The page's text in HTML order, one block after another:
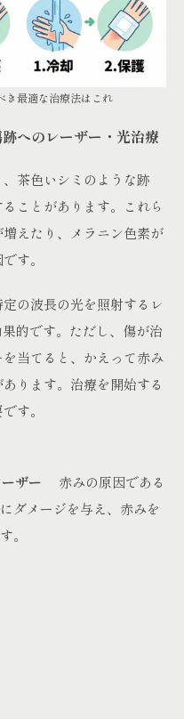
き最適な治療法はこれ
へのレーザー・光治療
茶色いシミのような跡
ことがあります。これら
えたり、メラニン色素が
す。
の波長の光を照射するレ
的です。ただし、傷が治
当てると、かえって赤み
ります。治療を開始する
す。
ザー 赤みの原因である
ダメージを与え、赤みを
。